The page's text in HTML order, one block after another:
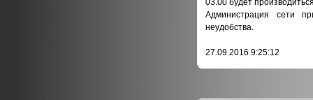
03.00 будет
Администрация сети
неудобства.
27.09.2016 9:25:12